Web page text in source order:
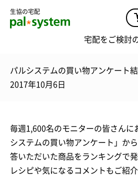
生協の宅配
宅配をご検討
パルシステムの買い物アンケート
2017年10月6日
毎週1,600名のモニターの皆さんに
システムの買い物アンケート」か
答いただいた商品をランキングで
レシピや気になるコメントもご紹